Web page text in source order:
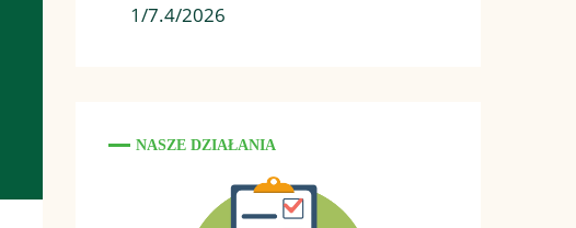
1/7.4/2026
NASZE DZIAŁANIA